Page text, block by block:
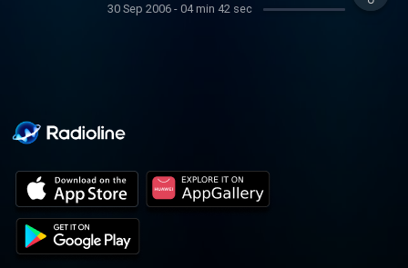
poésie des CM1 : les noisettes (Justine et
30 Sep 2006- 04 min 42 sec